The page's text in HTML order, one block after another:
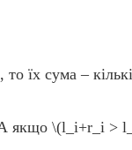
їх сума –
А якщо \(l_i+r_i >